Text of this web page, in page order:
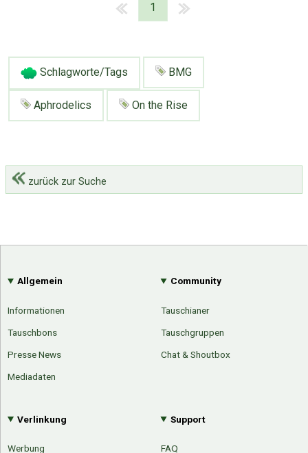
1
Schlagworte/Tags BMG
Aphrodelics On the Rise
zurück zur Suche
Allgemein
Informationen
Tauschbons
Presse News
Mediadaten
Community
Tauschianer
Tauschgruppen
Chat & Shoutbox
Verlinkung
Werbung
Support
FAQ